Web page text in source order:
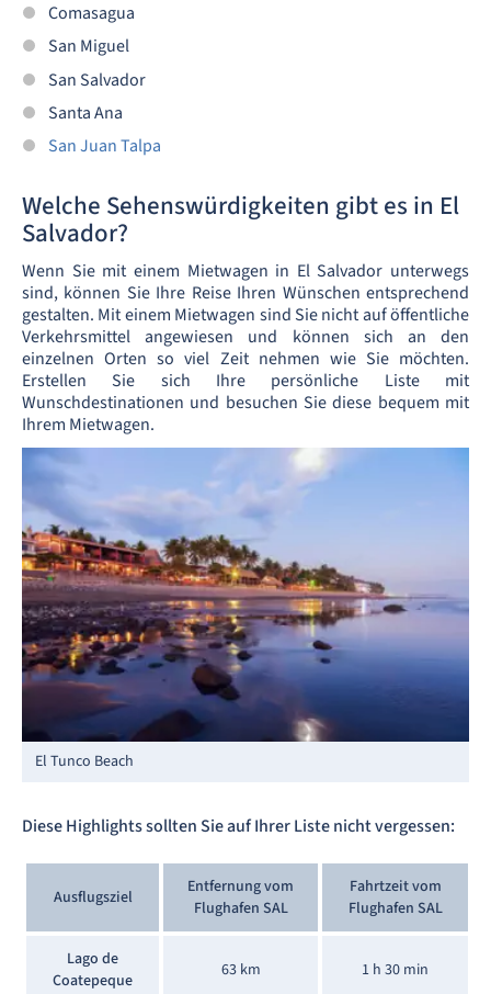
Comasagua
San Miguel
San Salvador
Santa Ana
San Juan Talpa
Welche Sehenswürdigkeiten gibt es in El
Salvador?
Wenn Sie mit einem Mietwagen in El Salvador unterwegs
sind, können Sie Ihre Reise Ihren Wünschen entsprechend
gestalten. Mit einem Mietwagen sind Sie nicht auf öffentliche
Verkehrsmittel angewiesen und können sich an den
einzelnen Orten so viel Zeit nehmen wie Sie möchten.
Erstellen Sie sich Ihre persönliche Liste mit
Wunschdestinationen und besuchen Sie diese bequem mit
Ihrem Mietwagen.
El Tunco Beach
Diese Highlights sollten Sie auf Ihrer Liste nicht vergessen:
Ausflugsziel
Entfernung vom
Flughafen SAL
Fahrtzeit vom
Flughafen SAL
Lago de
Coatepeque
63 km 1 h 30 min